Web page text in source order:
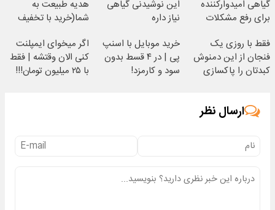
گیاهی امیدوارکننده
برای رفع مشکلات
این نوشیدنی گیاهی
نیاز داره
هدیه طبیعت به
شما(خرید با تخفیف
فقط با روزی یک
فنجان از این دمنوش
کبدتان را پاکسازی
خرید موبایل با اسنپ
پی | در ۴ قسط بدون
سود و کارمزد!
اگر میخوای ایمپلنت
کنی الان وقتشه | فقط
با ۲۵ میلیون تومان!!!
ارسال نظر